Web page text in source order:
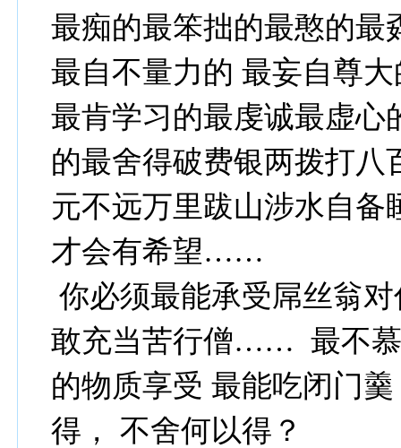
最痴的最笨拙的最憨的最
最自不量力的 最妄自尊
最肯学习的最虔诚最虚心
的最舍得破费银两拨打八
元不远万里跋山涉水自备
才会有希望……
你必须最能承受屌丝翁
敢充当苦行僧…… 最不慕
的物质享受 最能吃闭门
得， 不舍何以得？